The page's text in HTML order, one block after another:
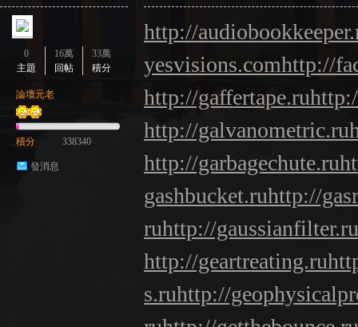
0
主題
16萬
回帖
33萬
積分
論壇元老
積分 338340
發消息
http://
yesvisions.comhttp://
http://gaffertape.ru
http://galvanometric.ru
http://garbagechute.ru
gashbucket.ruhttp://
ruhttp://gaussianfilter.ru
http://geartreating.ru
s.ruhttp://